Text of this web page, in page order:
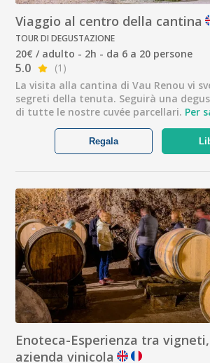
Viaggio al centro della cantina
TOUR DI DEGUSTAZIONE
20€ / adulto - 2h - da 6 a 20 persone
5.0
(1)
La visita alla cantina di Vau Renou vi
segreti della tenuta. Seguirà una
di tutte le nostre cuvée parcellari. Per
Regala
Enoteca-Esperienza tra
azienda vinicola